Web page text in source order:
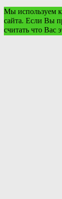
Мы используем
сайта. Если Вы
считать что Вас